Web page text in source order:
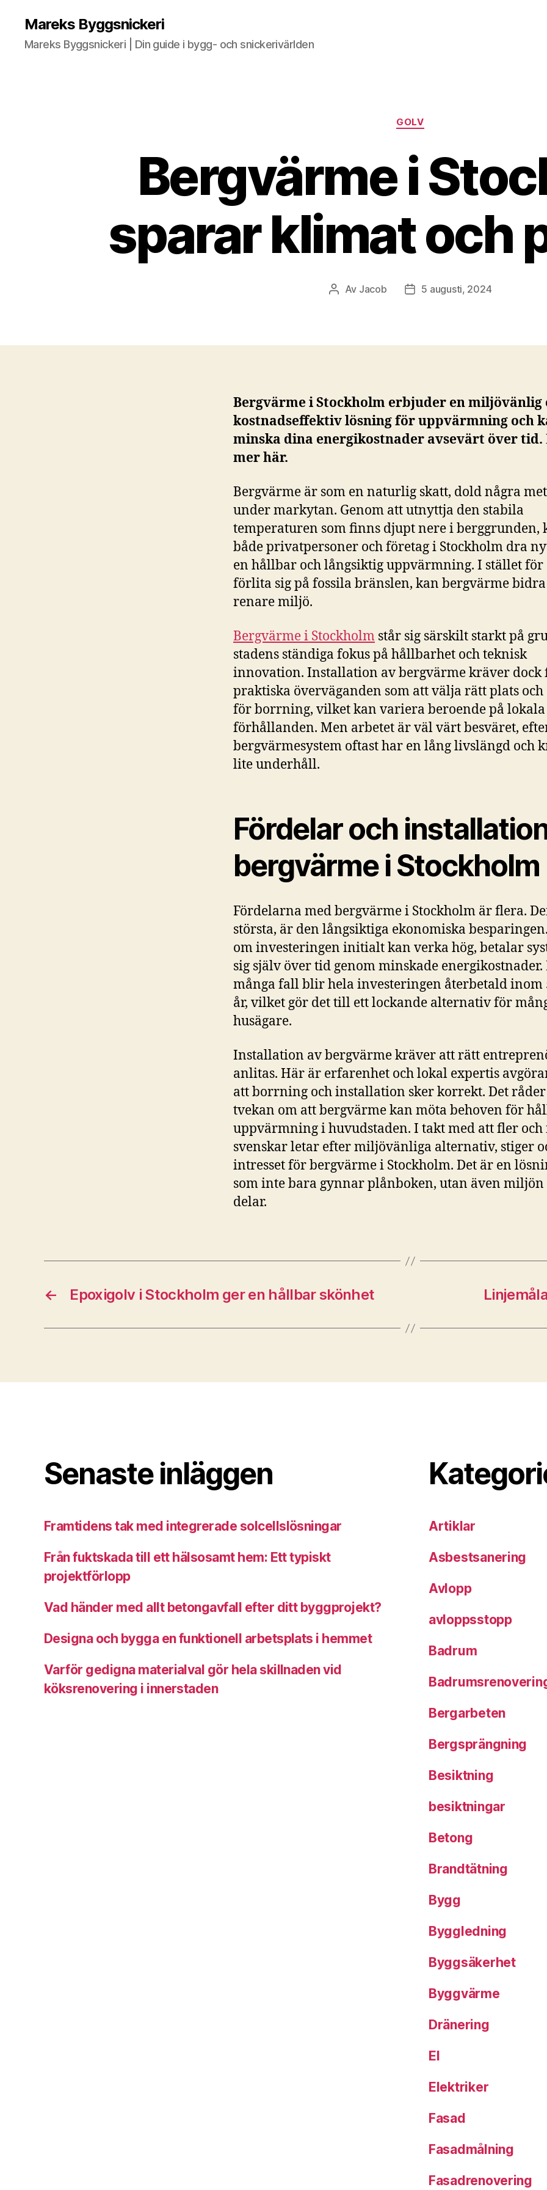
Mareks Byggsnickeri
Mareks Byggsnickeri | Din guide i bygg- och snickerivärlden
Kategorier
GOLV
Bergvärme i
sparar klimat och
Inläggsförfattare
Av Jacob Inläggsdatum
5 augusti, 2024
Bergvärme i Stockholm erbjuder en miljövänlig
kostnadseffektiv lösning för uppvärmning och
minska dina energikostnader avsevärt över tid.
mer här.
Bergvärme är som en naturlig skatt, dold några
under markytan. Genom att utnyttja den stabila
temperaturen som finns djupt nere i berggrunden,
både privatpersoner och företag i Stockholm dra
en hållbar och långsiktig uppvärmning. I stället för
förlita sig på fossila bränslen, kan bergvärme
renare miljö.
Bergvärme i Stockholm står sig särskilt starkt på
stadens ständiga fokus på hållbarhet och teknisk
innovation. Installation av bergvärme kräver dock
praktiska överväganden som att välja rätt plats
för borrning, vilket kan variera beroende på lokala
förhållanden. Men arbetet är väl värt besväret,
bergvärmesystem oftast har en lång livslängd och
lite underhåll.
Fördelar och
bergvärme i Stockholm
Fördelarna med bergvärme i Stockholm är flera.
största, är den långsiktiga ekonomiska
om investeringen initialt kan verka hög, betalar
sig själv över tid genom minskade energikostnader.
många fall blir hela investeringen återbetald inom
år, vilket gör det till ett lockande alternativ för
husägare.
Installation av bergvärme kräver att rätt
anlitas. Här är erfarenhet och lokal expertis
att borrning och installation sker korrekt. Det
tvekan om att bergvärme kan möta behoven för
uppvärmning i huvudstaden. I takt med att fler
svenskar letar efter miljövänliga alternativ, stiger
intresset för bergvärme i Stockholm. Det är en
som inte bara gynnar plånboken, utan även
delar.
← Epoxigolv i Stockholm ger en hållbar skönhet
Senaste inläggen
Framtidens tak med integrerade solcellslösningar
Från fuktskada till ett hälsosamt hem: Ett typiskt
projektförlopp
Vad händer med allt betongavfall efter ditt byggprojekt?
Designa och bygga en funktionell arbetsplats i hemmet
Varför gedigna materialval gör hela skillnaden vid
köksrenovering i innerstaden
Artiklar
Asbestsanering
Avlopp
avloppsstopp
Badrum
Bergarbeten
Bergsprängning
Besiktning
besiktningar
Betong
Brandtätning
Bygg
Byggledning
Byggsäkerhet
Byggvärme
Dränering
El
Elektriker
Fasad
Fasadmålning
Fasadrenovering